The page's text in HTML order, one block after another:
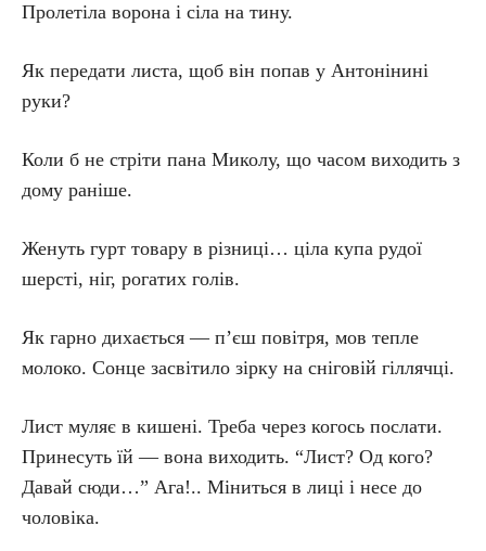
Пролетіла ворона і сіла на тину.
Як передати листа, щоб він попав у Антонінині
руки?
Коли б не стріти пана Миколу, що часом виходить з
дому раніше.
Женуть гурт товару в різниці… ціла купа рудої
шерсті, ніг, рогатих голів.
Як гарно дихається — п’єш повітря, мов тепле
молоко. Сонце засвітило зірку на сніговій гіллячці.
Лист муляє в кишені. Треба через когось послати.
Принесуть їй — вона виходить. “Лист? Од кого?
Давай сюди…” Ага!.. Міниться в лиці і несе до
чоловіка.